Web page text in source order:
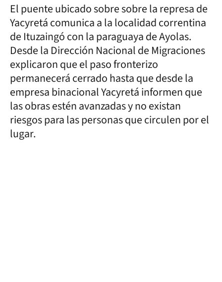
El puente ubicado sobre sobre la represa de
Yacyretá comunica a la localidad correntina
de Ituzaingó con la paraguaya de Ayolas.
Desde la Dirección Nacional de Migraciones
explicaron que el paso fronterizo
permanecerá cerrado hasta que desde la
empresa binacional Yacyretá informen que
las obras estén avanzadas y no existan
riesgos para las personas que circulen por el
lugar.